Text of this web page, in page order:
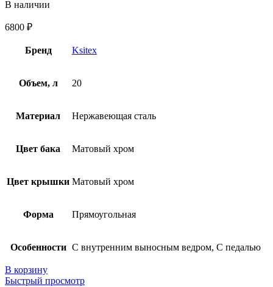
В наличии
6800 ₽
Бренд Ksitex
Объем, л 20
Материал Нержавеющая сталь
Цвет бака Матовый хром
Цвет крышки Матовый хром
Форма Прямоугольная
Особенности С внутренним выносным ведром, С педалью
В корзину
Быстрый просмотр